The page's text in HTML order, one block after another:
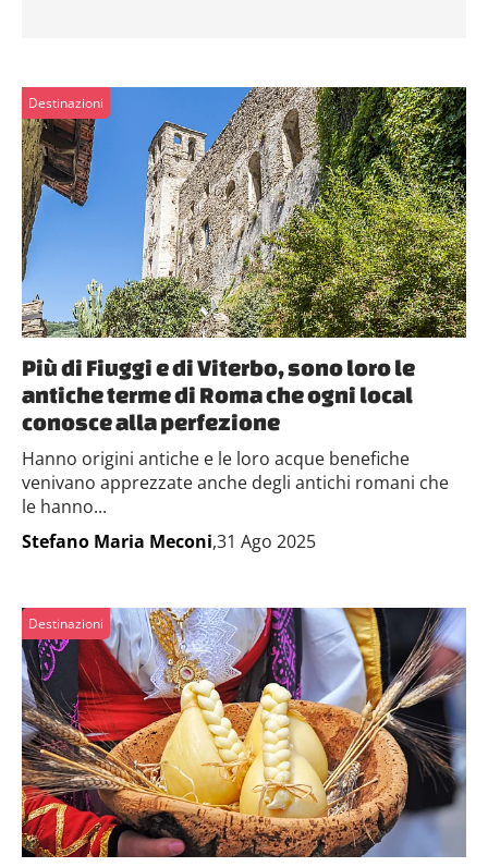
Destinazioni
Più di Fiuggi e di Viterbo, sono loro le
antiche terme di Roma che ogni local
conosce alla perfezione
Hanno origini antiche e le loro acque benefiche
venivano apprezzate anche degli antichi romani che
le hanno...
Stefano Maria Meconi,31 Ago 2025
Destinazioni